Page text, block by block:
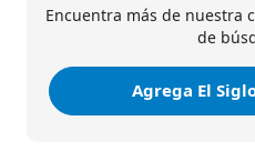
Encuentra más de nuestra
de
Agrega El